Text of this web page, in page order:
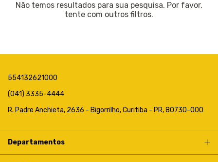
Não temos resultados para sua pesquisa. Por favor,
tente com outros filtros.
554132621000
(041) 3335-4444
R. Padre Anchieta, 2636 - Bigorrilho, Curitiba - PR, 80730-000
Departamentos